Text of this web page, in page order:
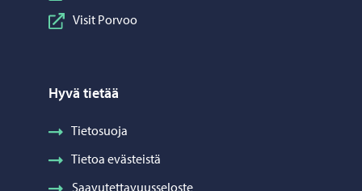
Visit Porvoo
Hyvä tietää
Tietosuoja
Tietoa evästeistä
Saavutettavuusseloste